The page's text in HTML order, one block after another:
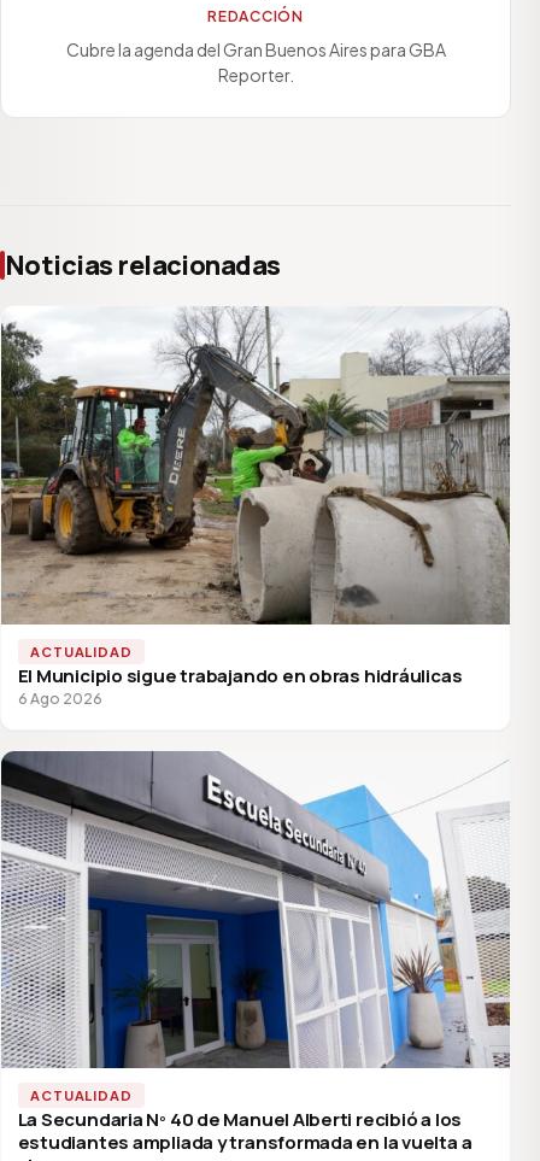
REDACCIÓN
Cubre la agenda del Gran Buenos Aires para GBA
Reporter.
Noticias relacionadas
ACTUALIDAD
El Municipio sigue trabajando en obras hidráulicas
6 Ago 2026
ACTUALIDAD
La Secundaria Nº 40 de Manuel Alberti recibió a los
estudiantes ampliada y transformada en la vuelta a